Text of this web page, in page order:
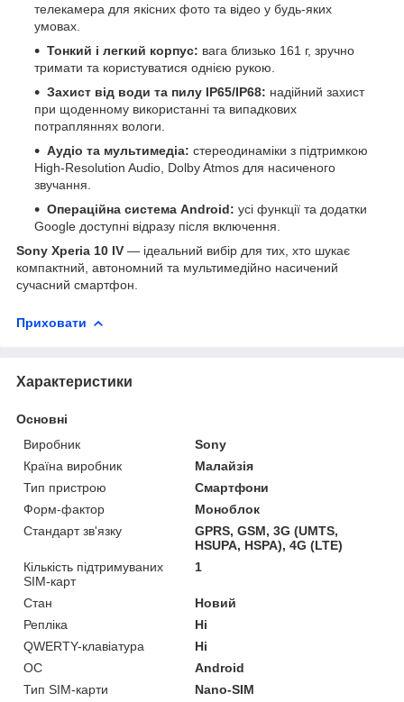
телекамера для якісних фото та відео у будь-яких
умовах.
Тонкий і легкий корпус: вага близько 161 г, зручно
тримати та користуватися однією рукою.
Захист від води та пилу IP65/IP68: надійний захист
при щоденному використанні та випадкових
потрапляннях вологи.
Аудіо та мультимедіа: стереодинаміки з підтримкою
High-Resolution Audio, Dolby Atmos для насиченого
звучання.
Операційна система Android: усі функції та додатки
Google доступні відразу після включення.
Sony Xperia 10 IV — ідеальний вибір для тих, хто шукає
компактний, автономний та мультимедійно насичений
сучасний смартфон.
Приховати
Характеристики
Основні
Виробник
Sony
Країна виробник
Малайзія
Тип пристрою
Смартфони
Форм-фактор
Моноблок
Стандарт зв'язку
GPRS, GSM, 3G (UMTS,
HSUPA, HSPA), 4G (LTE)
Кількість підтримуваних
SIM-карт
1
Стан
Новий
Репліка
Ні
QWERTY-клавіатура
Ні
ОС
Android
Тип SIM-карти
Nano-SIM